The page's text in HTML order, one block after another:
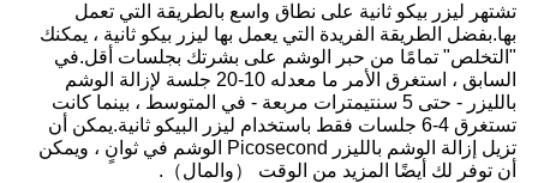
تشتهر ليزر بيكو ثانية على نطاق واسع بالطريقة التي تعمل
بها.بفضل الطريقة الفريدة التي يعمل بها ليزر بيكو ثانية ، يمكنك
"التخلص" تمامًا من حبر الوشم على بشرتك بجلسات أقل.في
السابق ، استغرق الأمر ما معدله 10-20 جلسة لإزالة الوشم
بالليزر - حتى 5 سنتيمترات مربعة - في المتوسط ​​، بينما كانت
تستغرق 4-6 جلسات فقط باستخدام ليزر البيكو ثانية.يمكن أن
تزيل إزالة الوشم بالليزر Picosecond الوشم في ثوانٍ ، ويمكن
أن توفر لك أيضًا المزيد من الوقت （والمال）.